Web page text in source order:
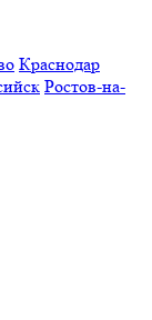
Краснодар
Ростов-на-